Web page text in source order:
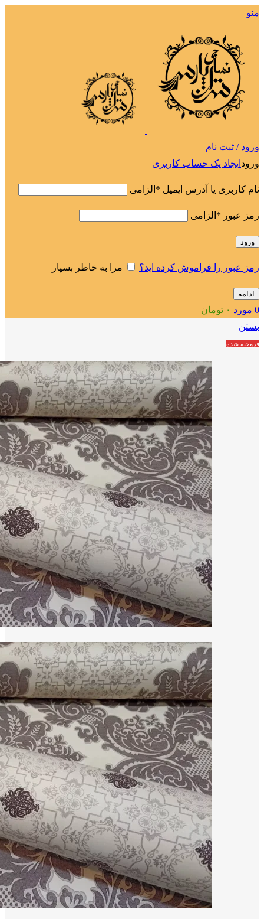
منو
ورود / ثبت نام
ورود ایجاد یک حساب کاربری
نام کاربری یا آدرس ایمیل * الزامی
رمز عبور * الزامی
ورود
رمز عبور را فراموش کرده اید؟ مرا به خاطر بسپار
ادامه
0 مورد ۰ تومان
بستن
فروخته شده